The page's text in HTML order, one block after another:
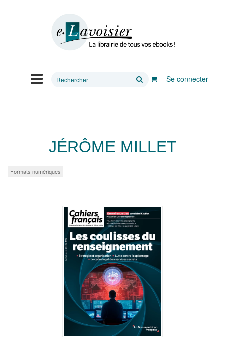
Rechercher
Se connecter
JÉRÔME MILLET
Formats numériques